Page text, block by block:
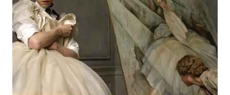
SELEB
WAHANA
PERSONA
WAHANA